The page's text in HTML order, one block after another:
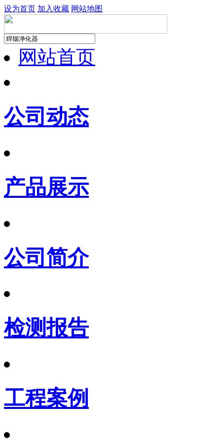
设为首页 加入收藏 网站地图
网站首页
公司动态
产品展示
公司简介
检测报告
工程案例